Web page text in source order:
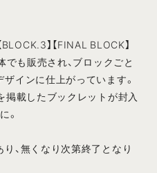
BLOCK.3】【FINAL BLOCK】
でも販売され、ブロックごと
インに仕上がっています。
載したブックレットが封入
。
、無くなり次第終了となり